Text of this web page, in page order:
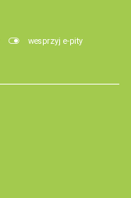
wesprzyj e-pity